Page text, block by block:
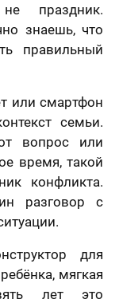
праздник.
знаешь, что
правильный
или смартфон
семьи.
вопрос или
время, такой
конфликта.
разговор с
для
мягкая
лет это